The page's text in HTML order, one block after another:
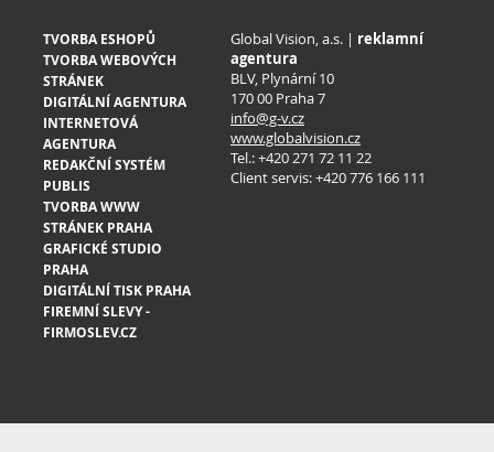
TVORBA ESHOPŮ
TVORBA WEBOVÝCH
STRÁNEK
DIGITÁLNÍ AGENTURA
INTERNETOVÁ
AGENTURA
REDAKČNÍ SYSTÉM
PUBLIS
TVORBA WWW
STRÁNEK PRAHA
GRAFICKÉ STUDIO
PRAHA
DIGITÁLNÍ TISK PRAHA
FIREMNÍ SLEVY -
FIRMOSLEV.CZ
Global Vision, a.s. | reklamní
agentura
BLV, Plynární 10
170 00 Praha 7
info@g-v.cz
www.globalvision.cz
Tel.: +420 271 72 11 22
Client servis: +420 776 166 111